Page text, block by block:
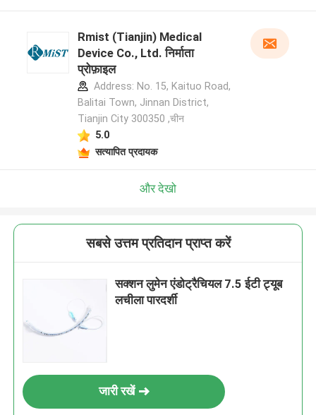
Rmist (Tianjin) Medical
Device Co., Ltd. निर्माता
प्रोफ़ाइल
Address: No. 15, Kaituo Road,
Balitai Town, Jinnan District,
Tianjin City 300350 ,चीन
5.0
सत्यापित प्रदायक
और देखो
सबसे उत्तम प्रतिदान प्राप्त करें
सक्शन लुमेन एंडोट्रैचियल 7.5 ईटी ट्यूब
लचीला पारदर्शी
जारी रखें